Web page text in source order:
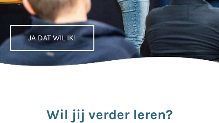
JA DAT WIL IK!
Wil jij verder leren?